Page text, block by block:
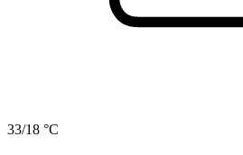
33/18 °C